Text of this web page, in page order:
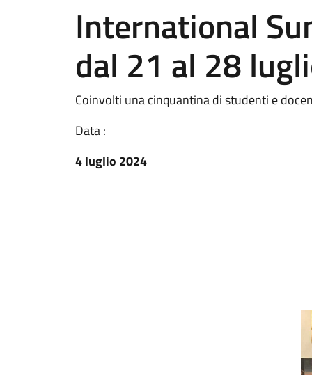
International
dal 21 al 28
Coinvolti una cinquantina di studenti e
Data :
4 luglio 2024